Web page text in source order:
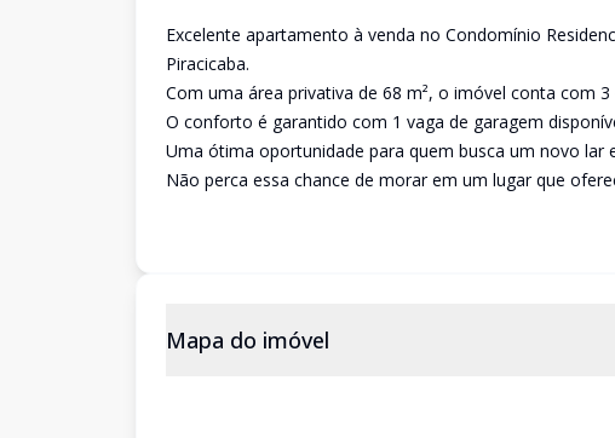
Excelente apartamento à venda no Condomínio
Piracicaba.
Com uma área privativa de 68 m², o imóvel conta com
O conforto é garantido com 1 vaga de garagem
Uma ótima oportunidade para quem busca um novo lar
Não perca essa chance de morar em um lugar que
Mapa do imóvel